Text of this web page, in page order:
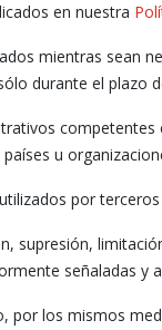
en nuestra
mientras sean
durante el plazo
u
por
supresión,
señaladas
los mismos